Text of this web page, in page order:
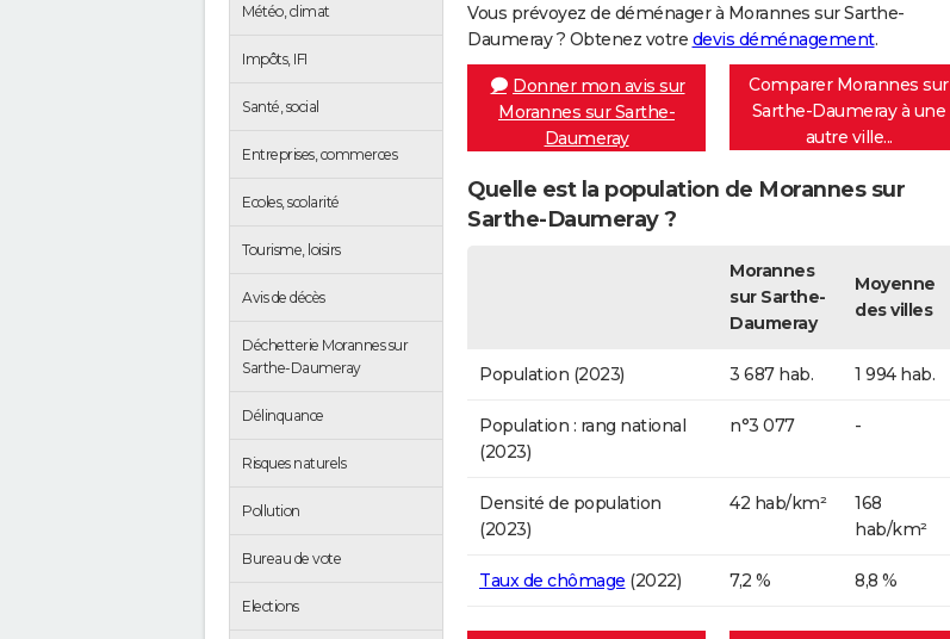
Météo, climat
Impôts, IFI
Santé, social
Entreprises, commerces
Ecoles, scolarité
Tourisme, loisirs
Avis de décès
Déchetterie Morannes sur
Sarthe-Daumeray
Délinquance
Risques naturels
Pollution
Bureau de vote
Elections
Vous prévoyez de déménager à Morannes sur Sarthe-
Daumeray ? Obtenez votre devis déménagement.
Donner mon avis sur
Morannes sur Sarthe-
Daumeray
Comparer Morannes sur
Sarthe-Daumeray à une
autre ville...
Quelle est la population de Morannes sur
Sarthe-Daumeray ?
Morannes
sur Sarthe-
Daumeray
Moyenne
des villes
Population (2023) 3 687 hab. 1 994 hab.
Population : rang national
(2023)
n°3 077 -
Densité de population
(2023)
42 hab/km²
168
hab/km²
Taux de chômage (2022) 7,2 % 8,8 %